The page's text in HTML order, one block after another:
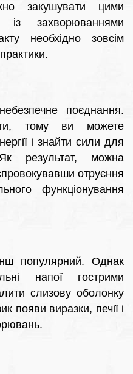
закушувати цими
захворюваннями
необхідно зовсім
поєднання.
тому ви можете
і знайти сили для
результат, можна
отруєння
функціонування
популярний. Однак
напої гострими
слизову оболонку
появи виразки, печії і